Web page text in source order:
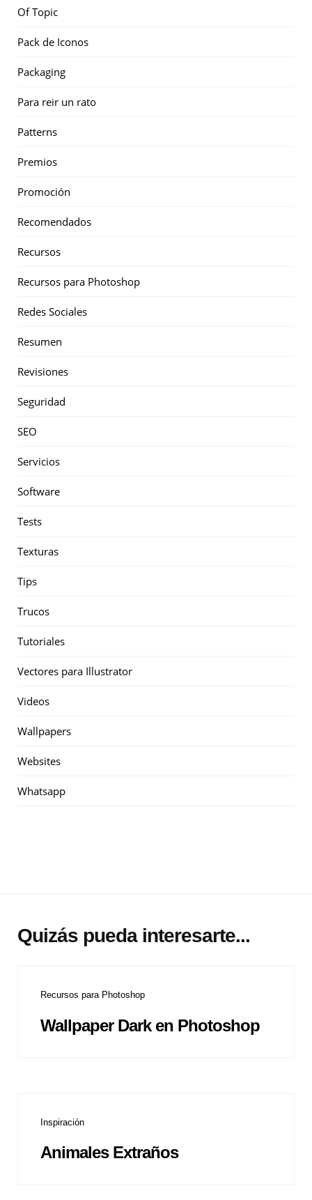
Of Topic
Pack de Iconos
Packaging
Para reir un rato
Patterns
Premios
Promoción
Recomendados
Recursos
Recursos para Photoshop
Redes Sociales
Resumen
Revisiones
Seguridad
SEO
Servicios
Software
Tests
Texturas
Tips
Trucos
Tutoriales
Vectores para Illustrator
Videos
Wallpapers
Websites
Whatsapp
Quizás pueda interesarte...
Recursos para Photoshop
Wallpaper Dark en Photoshop
Inspiración
Animales Extraños